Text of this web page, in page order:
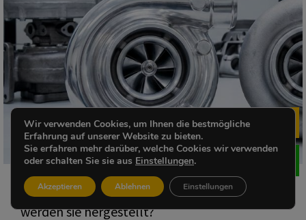
Komplexe CNC-Bearbeitungsteile: Wie
werden sie hergestellt?
Wir verwenden Cookies, um Ihnen die bestmögliche
Erfahrung auf unserer Website zu bieten.
Sie erfahren mehr darüber, welche Cookies wir verwenden
oder schalten Sie sie aus Einstellungen.
Akzeptieren Ablehnen Einstellungen